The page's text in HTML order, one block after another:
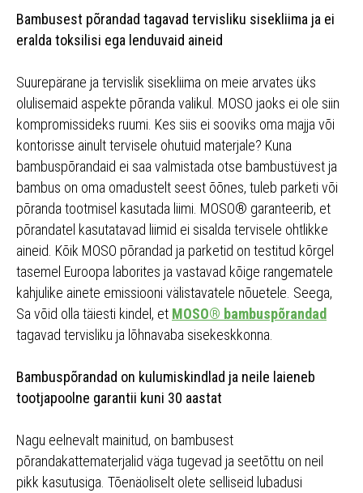
Bambusest põrandad tagavad tervisliku sisekliima ja ei
eralda toksilisi ega lenduvaid aineid
Suurepärane ja tervislik sisekliima on meie arvates üks
olulisemaid aspekte põranda valikul. MOSO jaoks ei ole siin
kompromissideks ruumi. Kes siis ei sooviks oma majja või
kontorisse ainult tervisele ohutuid materjale? Kuna
bambuspõrandaid ei saa valmistada otse bambustüvest ja
bambus on oma omadustelt seest õõnes, tuleb parketi või
põranda tootmisel kasutada liimi. MOSO® garanteerib, et
põrandatel kasutatavad liimid ei sisalda tervisele ohtlikke
aineid. Kõik MOSO põrandad ja parketid on testitud kõrgel
tasemel Euroopa laborites ja vastavad kõige rangematele
kahjulike ainete emissiooni välistavatele nõuetele. Seega,
Sa võid olla täiesti kindel, et MOSO® bambuspõrandad
tagavad tervisliku ja lõhnavaba sisekeskkonna.
Bambuspõrandad on kulumiskindlad ja neile laieneb
tootjapoolne garantii kuni 30 aastat
Nagu eelnevalt mainitud, on bambusest
põrandakattematerjalid väga tugevad ja seetõttu on neil
pikk kasutusiga. Tõenäoliselt olete selliseid lubadusi